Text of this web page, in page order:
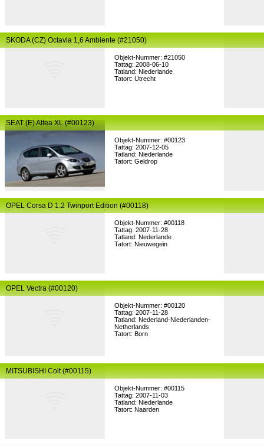
Objekt-Nummer: #21050
Tattag: 2008-06-10
Tatland: Niederlande
Tatort: Utrecht
SKODA (CZ) Octavia 1,6 Ambiente (#21050)
Objekt-Nummer: #00123
Tattag: 2007-12-05
Tatland: Niederlande
Tatort: Geldrop
SEAT (E) Altea XL (#00123)
Objekt-Nummer: #00118
Tattag: 2007-11-28
Tatland: Nederlande
Tatort: Nieuwegein
OPEL Corsa D 1.2 Twinport Edition (#00118)
Objekt-Nummer: #00120
Tattag: 2007-11-28
Tatland: Nederland-Niederlanden-
Netherlands
Tatort: Born
OPEL Vectra (#00120)
Objekt-Nummer: #00115
Tattag: 2007-11-03
Tatland: Niederlande
Tatort: Naarden
MITSUBISHI Colt (#00115)